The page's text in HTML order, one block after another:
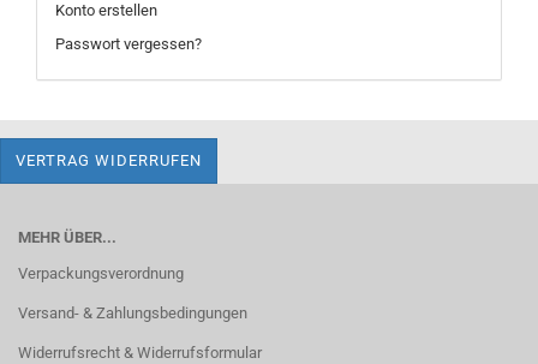
Konto erstellen
Passwort vergessen?
VERTRAG WIDERRUFEN
MEHR ÜBER...
Verpackungsverordnung
Versand- & Zahlungsbedingungen
Widerrufsrecht & Widerrufsformular